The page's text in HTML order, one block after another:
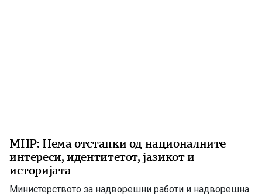
МНР: Нема отстапки од националните
интереси, идентитетот, јазикот и
историјата
Министерството за надворешни работи и надворешна